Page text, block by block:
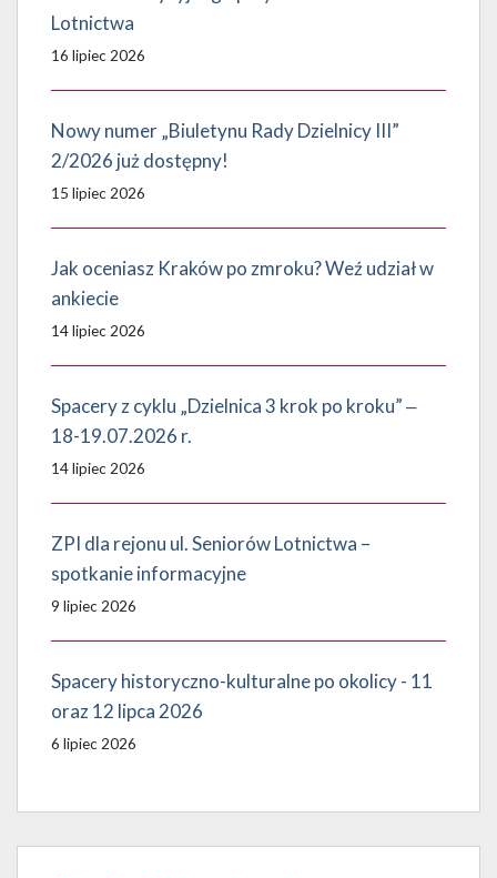
Lotnictwa
16 lipiec 2026
Nowy numer „Biuletynu Rady Dzielnicy III”
2/2026 już dostępny!
15 lipiec 2026
Jak oceniasz Kraków po zmroku? Weź udział w
ankiecie
14 lipiec 2026
Spacery z cyklu „Dzielnica 3 krok po kroku” ‒
18-19.07.2026 r.
14 lipiec 2026
ZPI dla rejonu ul. Seniorów Lotnictwa –
spotkanie informacyjne
9 lipiec 2026
Spacery historyczno-kulturalne po okolicy - 11
oraz 12 lipca 2026
6 lipiec 2026